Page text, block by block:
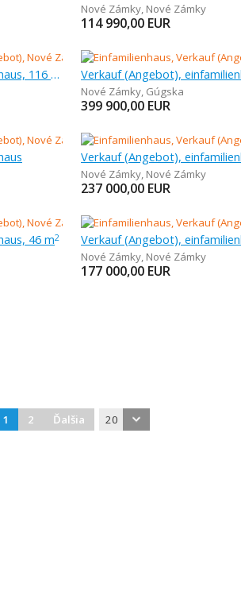
Nové Zámky, Nové Zámky
114 990,00 EUR
Verkauf (Angebot), einfamilienhaus, 116 m
Nové Zámky, Gúgska
399 900,00 EUR
Nové Zámky, Nové Zámky
237 000,00 EUR
46 m2
Nové Zámky, Nové Zámky
177 000,00 EUR
1 2 Ďalšia 20